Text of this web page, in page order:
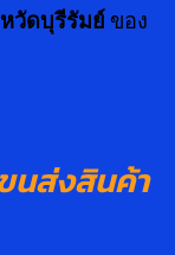
วัดบุรีรัมย์ ของ
นส่งสินค้า